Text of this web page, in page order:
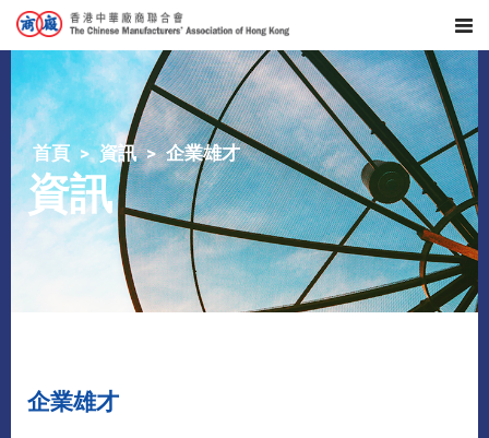
首頁 資訊 企業雄才
資訊
企業雄才